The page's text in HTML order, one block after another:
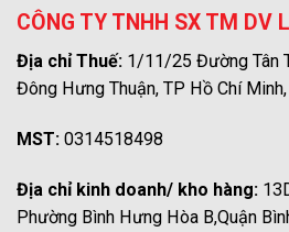
CÔNG TY TNHH SX TM DV
Địa chỉ Thuế: 1/11/25 Đường Tân
Đông Hưng Thuận, TP Hồ Chí
MST: 0314518498
Địa chỉ kinh doanh/ kho hàng:
Phường Bình Hưng Hòa B,Quận